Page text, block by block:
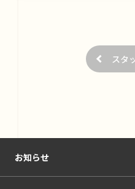
スタ
お知らせ